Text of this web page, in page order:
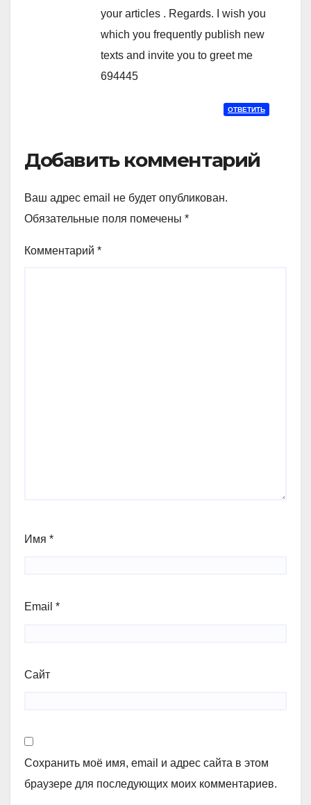
your articles . Regards. I wish you
which you frequently publish new
texts and invite you to greet me
694445
ОТВЕТИТЬ
Добавить комментарий
Ваш адрес email не будет опубликован.
Обязательные поля помечены *
Комментарий *
Имя *
Email *
Сайт
Сохранить моё имя, email и адрес сайта в этом
браузере для последующих моих комментариев.